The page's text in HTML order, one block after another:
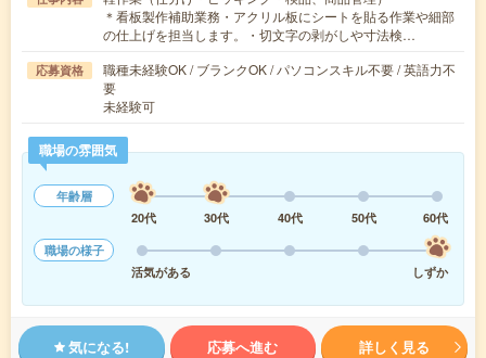
＊看板製作補助業務・アクリル板にシートを貼る作業や細部
の仕上げを担当します。・切文字の剥がしや寸法検…
応募資格
職種未経験OK / ブランクOK / パソコンスキル不要 / 英語力不
要
未経験可
職場の雰囲気
年齢層
20代
30代 40代 50代
60代
職場の様子
活気がある
しずか
気になる! 応募へ進む 詳しく見る